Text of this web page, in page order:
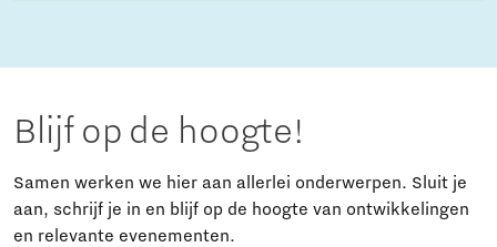
Blijf op de hoogte!
Samen werken we hier aan allerlei onderwerpen. Sluit je
aan, schrijf je in en blijf op de hoogte van ontwikkelingen
en relevante evenementen.